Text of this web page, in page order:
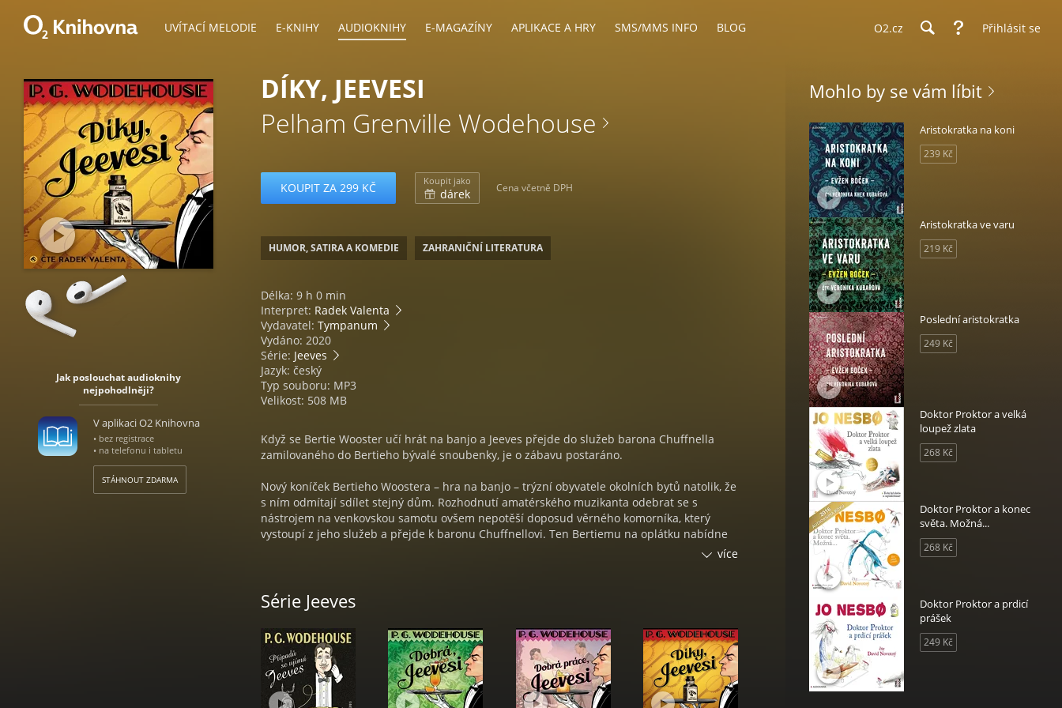
UVÍTACÍ MELODIE E-KNIHY AUDIOKNIHY E-MAGAZÍNY APLIKACE A HRY SMS/MMS INFO BLOG O2.cz Přihlásit se
Jak poslouchat audioknihy
nejpohodlněji?
V aplikaci O2 Knihovna
• bez registrace
• na telefonu i tabletu
STÁHNOUT ZDARMA
DÍKY, JEEVESI
Pelham Grenville Wodehouse
KOUPIT ZA 299 KČ Koupit jako
dárek Cena včetně DPH
HUMOR, SATIRA A KOMEDIE ZAHRANIČNÍ LITERATURA
Délka: 9 h 0 min
Interpret: Radek Valenta
Vydavatel: Tympanum
Vydáno: 2020
Série: Jeeves
Jazyk: český
Typ souboru: MP3
Velikost: 508 MB
Když se Bertie Wooster učí hrát na banjo a Jeeves přejde do služeb barona Chuffnella
zamilovaného do Bertieho bývalé snoubenky, je o zábavu postaráno.
Nový koníček Bertieho Woostera – hra na banjo – trýzní obyvatele okolních bytů natolik, že
s ním odmítají sdílet stejný dům. Rozhodnutí amatérského muzikanta odebrat se s
nástrojem na venkovskou samotu ovšem nepotěší doposud věrného komorníka, který
vystoupí z jeho služeb a přejde k baronu Chuffnellovi. Ten Bertiemu na oplátku nabídne
Že by se cesty namyšleného pána a suverénního sluhy nadobro rozešly? Kvůli banju?
PELHAM GRENVILLE WODEHOUSE
Jeden z nejpopulárnějších anglických humoristů si u českých čtenářů získal oblibu již v
prvních předválečných překladech. Cyklus příhod Bertieho Woostera a jeho sluhy Jeevese
patří k tomu nejlepšímu z Wodehouseova mimořádně bohatého odkazu, zahrnujícího
téměř stovku románů, povídek, dramat a filmových scénářů.
více
Série Jeeves
Mohlo by se vám líbit
Aristokratka na koni
239 Kč
Aristokratka ve varu
219 Kč
Poslední aristokratka
249 Kč
Doktor Proktor a velká
loupež zlata
268 Kč
Doktor Proktor a konec
světa. Možná...
268 Kč
Doktor Proktor a prdicí
prášek
249 Kč